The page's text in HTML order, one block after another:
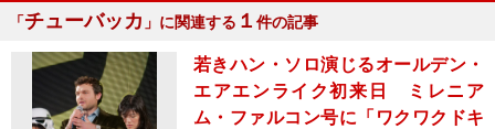
「チューバッカ 」に関連する １ 件の記事
若きハン・ソロ演じるオールデン・
エアエンライク初来日 ミレニア
ム・ファルコン号に「ワクワクドキ